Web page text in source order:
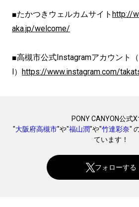
■たかつきウェルカムサイト http://
aka.jp/welcome/
■高槻市公式Instagramアカウント
l） https://www.instagram.com/
PONY CANYON公式
"大阪府高槻市"や"福山潤"や"竹達彩奈"
ています！
フォローする